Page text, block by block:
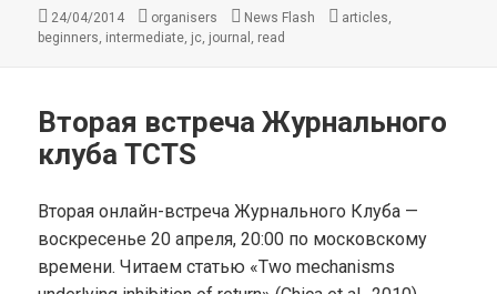
Опубликовано
24/04/2014 Автор
organisers Рубрики
News Flash Метки
articles,
beginners, intermediate, jc, journal , read
Вторая встреча Журнального
клуба TCTS
Вторая онлайн-встреча Журнального Клуба —
воскресенье 20 апреля, 20:00 по московскому
времени. Читаем статью «Two mechanisms